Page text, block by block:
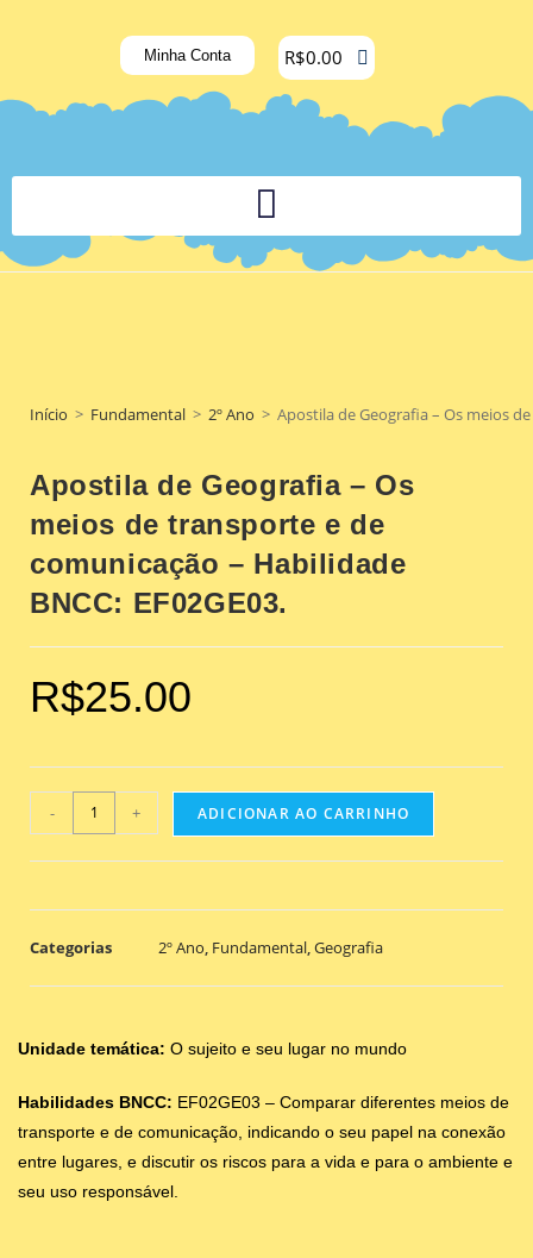
Minha Conta R$0.00
Início > Fundamental > 2º Ano > Apostila de Geografia – Os meios
Apostila de Geografia – Os
meios de transporte e de
comunicação – Habilidade
BNCC: EF02GE03.
R$25.00
- + ADICIONAR AO CARRINHO
Categorias 2º Ano Fundamental Geografia
Unidade temática: O sujeito e seu lugar no mundo
Habilidades BNCC: EF02GE03 – Comparar diferentes meios de
transporte e de comunicação, indicando o seu papel na conexão
entre lugares, e discutir os riscos para a vida e para o ambiente e
seu uso responsável.